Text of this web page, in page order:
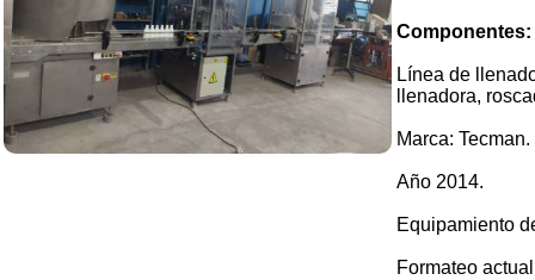
Componentes:
Línea de
llenadora,
Marca: Tecman.
Año 2014.
Equipamiento
Formateo